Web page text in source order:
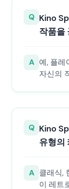
Q Kino
작품을
A 예, 플레
자신의
Q Kino
유형의
A 클래식,
이 레트